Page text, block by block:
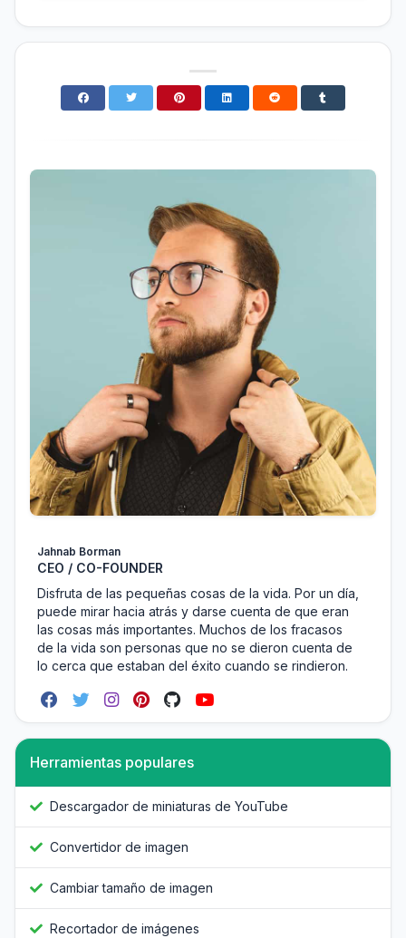
Jahnab Borman
CEO / CO-FOUNDER
Disfruta de las pequeñas cosas de la vida. Por un día,
puede mirar hacia atrás y darse cuenta de que eran
las cosas más importantes. Muchos de los fracasos
de la vida son personas que no se dieron cuenta de
lo cerca que estaban del éxito cuando se rindieron.
Herramientas populares
Descargador de miniaturas de YouTube
Convertidor de imagen
Cambiar tamaño de imagen
Recortador de imágenes